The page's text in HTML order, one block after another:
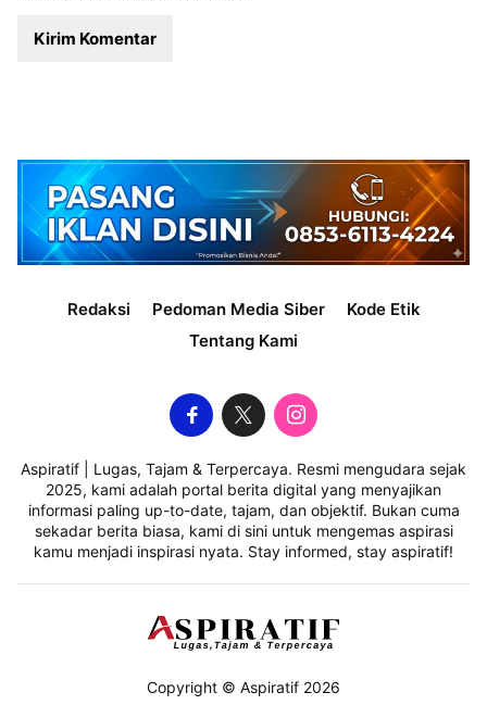
Redaksi Pedoman Media Siber
Kode Etik
Tentang Kami
Aspiratif | Lugas, Tajam & Terpercaya. Resmi mengudara sejak
2025, kami adalah portal berita digital yang menyajikan
informasi paling up-to-date, tajam, dan objektif. Bukan cuma
sekadar berita biasa, kami di sini untuk mengemas aspirasi
kamu menjadi inspirasi nyata. Stay informed, stay aspiratif!
Copyright © Aspiratif 2026